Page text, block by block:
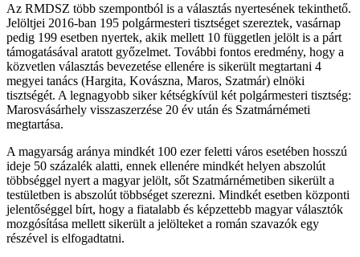
Az RMDSZ több szempontból is a választás nyertesének tekinthető.
Jelöltjei 2016-ban 195 polgármesteri tisztséget szereztek, vasárnap
pedig 199 esetben nyertek, akik mellett 10 független jelölt is a párt
támogatásával aratott győzelmet. További fontos eredmény, hogy a
közvetlen választás bevezetése ellenére is sikerült megtartani 4
megyei tanács (Hargita, Kovászna, Maros, Szatmár) elnöki
tisztségét. A legnagyobb siker kétségkívül két polgármesteri tisztség:
Marosvásárhely visszaszerzése 20 év után és Szatmárnémeti
megtartása.
A magyarság aránya mindkét 100 ezer feletti város esetében hosszú
ideje 50 százalék alatti, ennek ellenére mindkét helyen abszolút
többséggel nyert a magyar jelölt, sőt Szatmárnémetiben sikerült a
testületben is abszolút többséget szerezni. Mindkét esetben központi
jelentőséggel bírt, hogy a fiatalabb és képzettebb magyar választók
mozgósítása mellett sikerült a jelölteket a román szavazók egy
részével is elfogadtatni.